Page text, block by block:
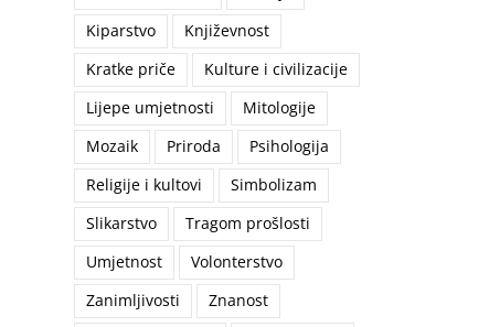
Kiparstvo
Književnost
Kratke priče
Kulture i civilizacije
Lijepe umjetnosti
Mitologije
Mozaik
Priroda
Psihologija
Religije i kultovi
Simbolizam
Slikarstvo
Tragom prošlosti
Umjetnost
Volonterstvo
Zanimljivosti
Znanost